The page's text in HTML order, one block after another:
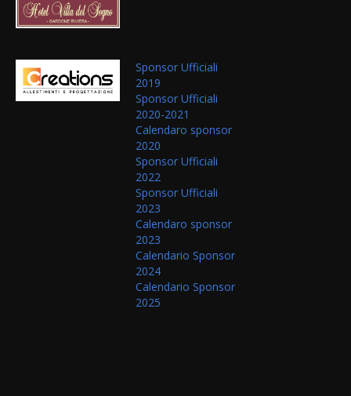
Sponsor Ufficiali
2019
Sponsor Ufficiali
2020-2021
Calendaro sponsor
2020
Sponsor Ufficiali
2022
Sponsor Ufficiali
2023
Calendaro sponsor
2023
Calendario Sponsor
2024
Calendario Sponsor
2025